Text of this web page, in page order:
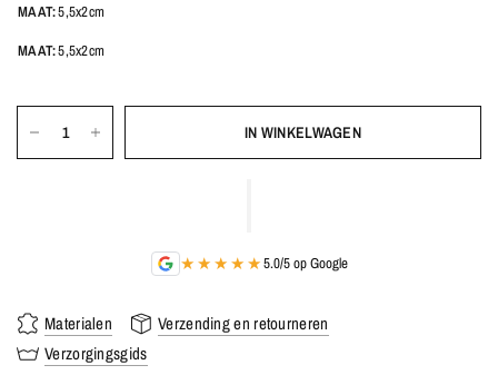
MAAT:5,5x2cm
MAAT:5,5x2cm
IN WINKELWAGEN
★★★★★5.0/5 op Google
Materialen
Verzending en retourneren
Verzorgingsgids